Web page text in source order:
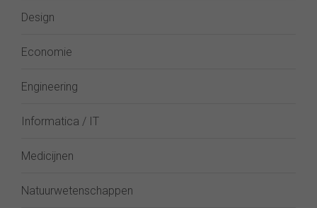
Design
Economie
Engineering
Informatica / IT
Medicijnen
Natuurwetenschappen